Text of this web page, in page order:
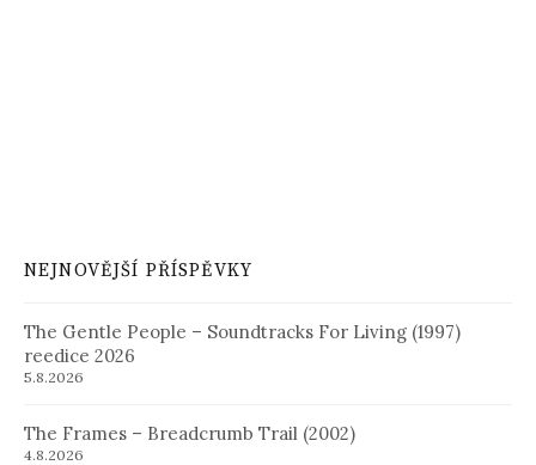
NEJNOVĚJŠÍ PŘÍSPĚVKY
The Gentle People – Soundtracks For Living (1997)
reedice 2026
5.8.2026
The Frames – Breadcrumb Trail (2002)
4.8.2026